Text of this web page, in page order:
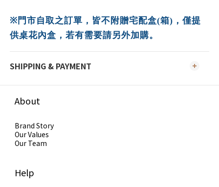
※ 門市自取之訂單，皆不附贈宅配盒(箱)，僅提
供桌花內盒 ，若有需要請另外加購。
SHIPPING & PAYMENT
About
Brand Story
Our Values
Our Team
Help